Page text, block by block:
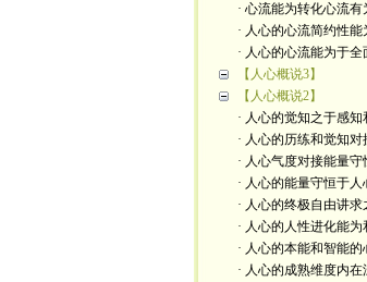
· 心流能为转化心流
· 人心的心流简约性能
· 人心的心流能为于
【人心概说3】
【人心概说2】
· 人心的觉知之于感
· 人心的历练和觉知
· 人心气度对接能量
· 人心的能量守恒于
· 人心的终极自由讲
· 人心的人性进化能为
· 人心的本能和智能
· 人心的成熟维度内